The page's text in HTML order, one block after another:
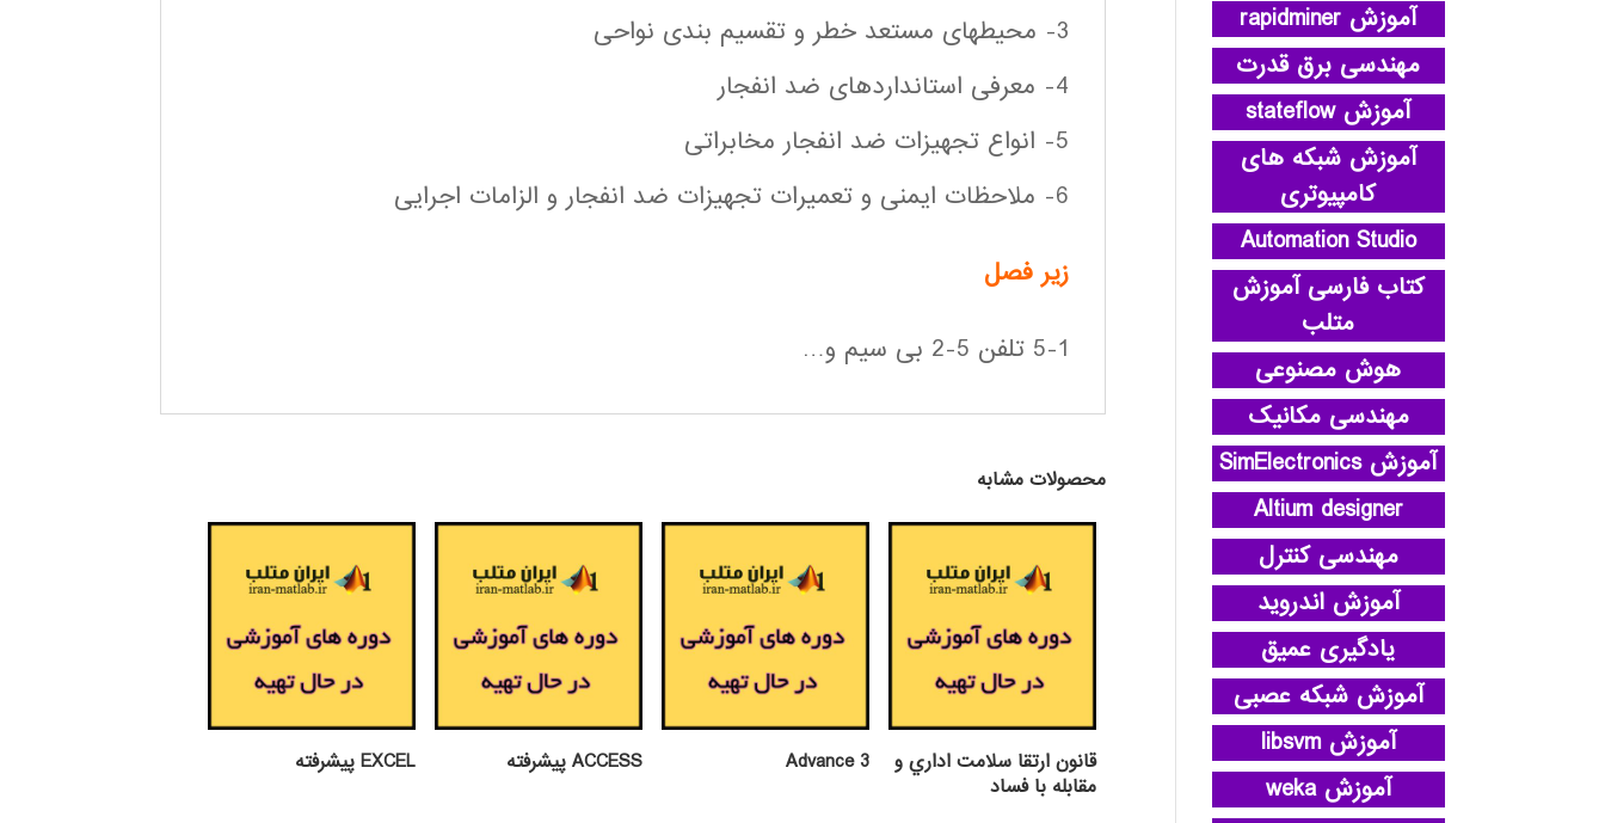
3- محیطهای مستعد خطر و تقسیم بندی نواحی
4- معرفی استانداردهای ضد انفجار
5- انواع تجهیزات ضد انفجار مخابراتی
6- ملاحظات ایمنی و تعمیرات تجهیزات ضد انفجار و الزامات اجرایی
زير فصل
5-1 تلفن 5-2 بی سیم و…
محصولات مشابه
قانون ارتقا سلامت اداري و
مقابله با فساد
Advance 3 ACCESS پيشرفته EXCEL پيشرفته
آموزش rapidminer
مهندسی برق قدرت
آموزش stateflow
آموزش شبکه های
کامپیوتری
Automation Studio
کتاب فارسی آموزش
متلب
هوش مصنوعی
مهندسی مکانیک
آموزش SimElectronics
Altium designer
مهندسی کنترل
آموزش اندروید
یادگیری عمیق
آموزش شبکه عصبی
آموزش libsvm
آموزش weka